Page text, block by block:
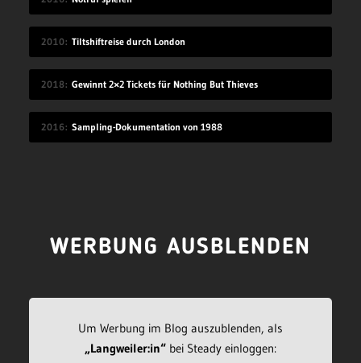
2010 Tiltshiftreise durch London
2018 Gewinnt 2×2 Tickets für Nothing But Thieves
2016 Sampling-Dokumentation von 1988
WERBUNG AUSBLENDEN
Um Werbung im Blog auszublenden, als
„Langweiler:in“bei Steady einloggen: